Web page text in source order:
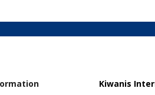
Kiwanis